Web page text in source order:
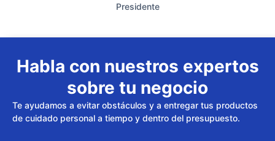
Presidente
Habla con nuestros expertos
sobre tu negocio
Te ayudamos a evitar obstáculos y a entregar tus productos
de cuidado personal a tiempo y dentro del presupuesto.